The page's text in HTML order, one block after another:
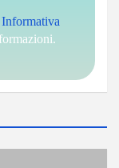
Informativa